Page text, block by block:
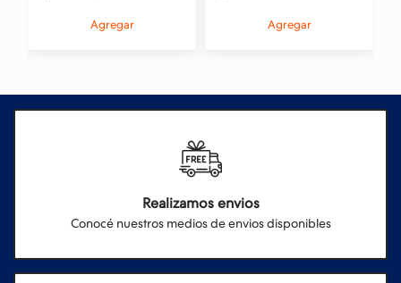
Agregar Agregar
Realizamos envios
Conocé nuestros medios de envios disponibles